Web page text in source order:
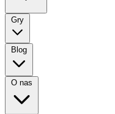
Gry
Blog
O nas